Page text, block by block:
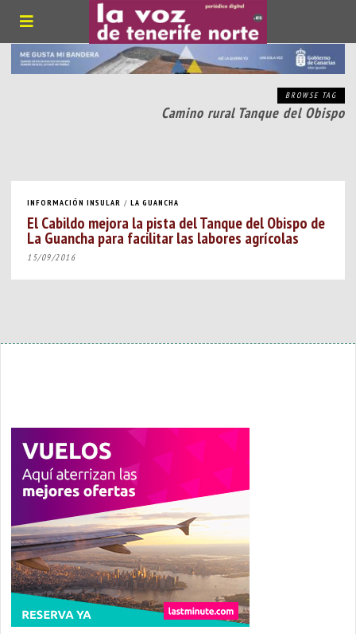
BROWSE TAG
Camino rural Tanque del Obispo
INFORMACIÓN INSULAR / LA GUANCHA
El Cabildo mejora la pista del Tanque del Obispo de
La Guancha para facilitar las labores agrícolas
15/09/2016